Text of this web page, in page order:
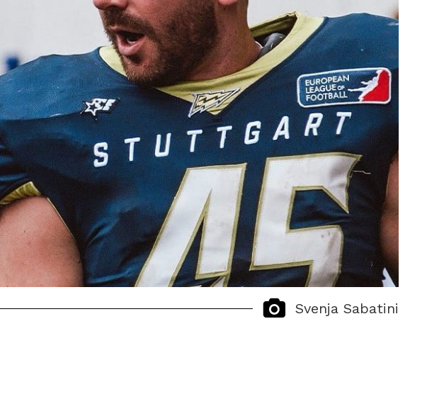
Svenja Sabatini